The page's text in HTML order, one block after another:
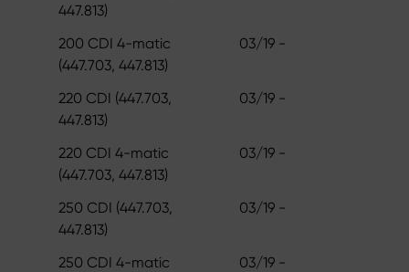
447.813)
200 CDI 4-matic
(447.703, 447.813)
03/19 -
220 CDI (447.703,
447.813)
03/19 -
220 CDI 4-matic
(447.703, 447.813)
03/19 -
250 CDI (447.703,
447.813)
03/19 -
250 CDI 4-matic
03/19 -